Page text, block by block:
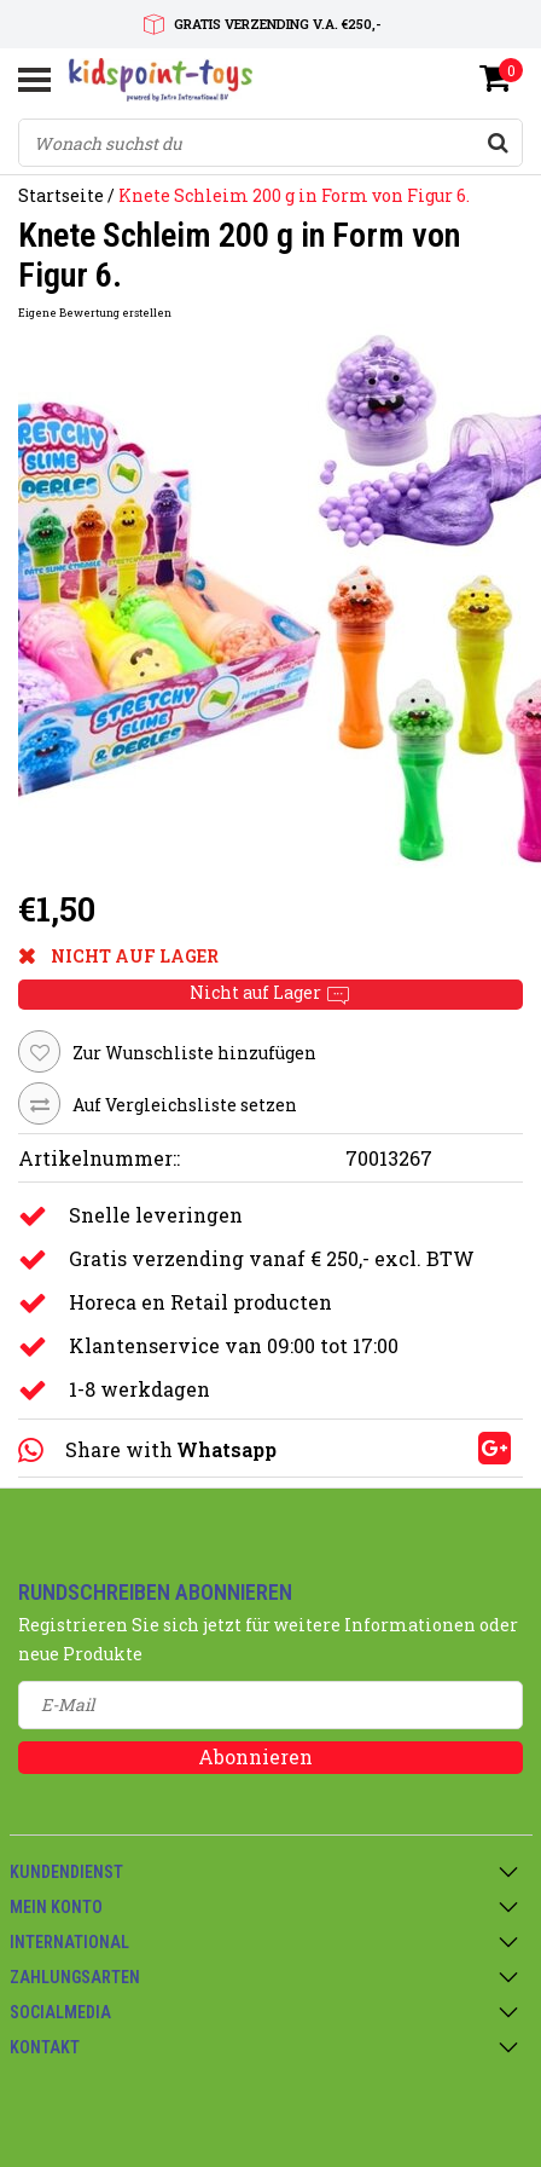
GRATIS VERZENDING V.A. €250,-
SNELLE LEVERTIJD
SERVICE OP MAAT
0
Startseite / Knete Schleim 200 g in Form von Figur 6.
Knete Schleim 200 g in Form von
Figur 6.
Eigene Bewertung erstellen
€1,50
NICHT AUF LAGER
Nicht auf Lager
Zur Wunschliste hinzufügen
Auf Vergleichsliste setzen
Artikelnummer:: 70013267
Snelle leveringen
Gratis verzending vanaf € 250,- excl. BTW
Horeca en Retail producten
Klantenservice van 09:00 tot 17:00
1-8 werkdagen
Share with Whatsapp
RUNDSCHREIBEN ABONNIEREN
Registrieren Sie sich jetzt für weitere Informationen oder
neue Produkte
Abonnieren
KUNDENDIENST
MEIN KONTO
INTERNATIONAL
ZAHLUNGSARTEN
SOCIALMEDIA
KONTAKT